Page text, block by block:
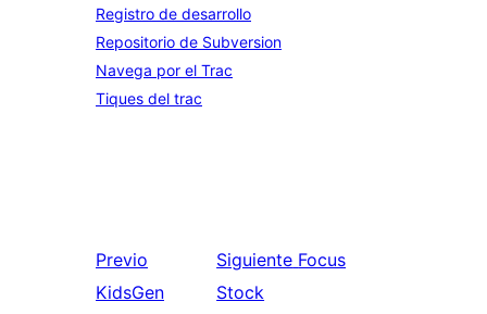
Registro de desarrollo
Repositorio de Subversion
Navega por el Trac
Tiques del trac
Previo
KidsGen
Siguiente Focus
Stock